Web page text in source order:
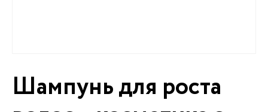
Шампунь для роста